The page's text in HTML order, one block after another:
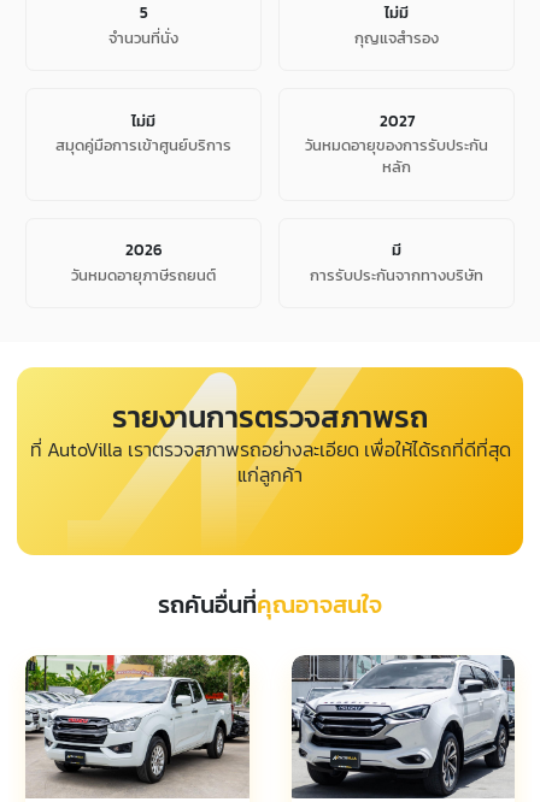
5
จํานวนที่นั่ง
ไม่มี
กุญแจสำรอง
ไม่มี
สมุดคู่มือการเข้าศูนย์บริการ
2027
วันหมดอายุของการรับประกัน
หลัก
2026
วันหมดอายุภาษีรถยนต์
มี
การรับประกันจากทางบริษัท
รายงานการตรวจสภาพรถ
ที่ AutoVilla เราตรวจสภาพรถอย่างละเอียด เพื่อให้ได้รถที่ดีที่สุด
แก่ลูกค้า
รถคันอื่นที่คุณอาจสนใจ